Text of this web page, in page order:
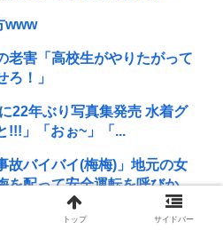
www
老害「高校生がやりたがって
ろ！」
22年ぶり写真集発売 水着グ
!!!」「おぉ~」「...
故バイバイ(梅梅)」地元の女
を配って安全運転を呼びか...
われ…」声優・田中真弓が
トップ サイドバー